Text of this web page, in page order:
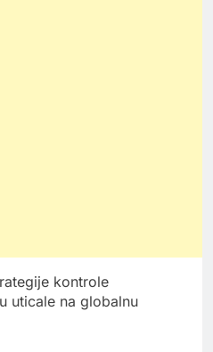
kontrole
uticale na globalnu